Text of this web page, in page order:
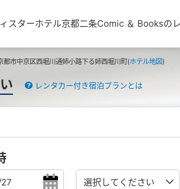
スターホテル京都二条Comic ＆ Booksの
都市中京区西堀川通姉小路下る姉西堀川町(ホテル地図)
レンタカー付き宿泊プランとは